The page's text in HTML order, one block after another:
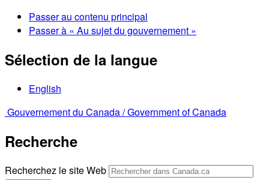
Passer au contenu principal
Passer à « Au sujet du gouvernement »
Sélection de la langue
English
Gouvernement du Canada /Government of Canada
Recherche
Recherchez le site Web